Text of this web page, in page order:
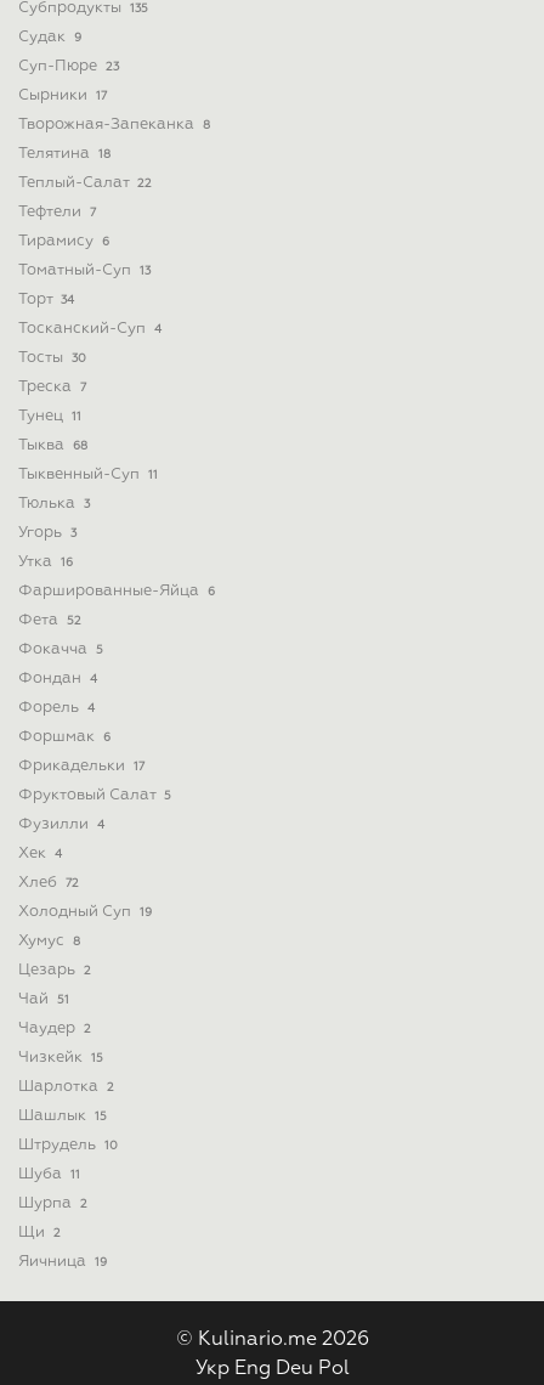
Субпродукты 135
Судак 9
Суп-Пюре 23
Сырники 17
Творожная-Запеканка 8
Телятина 18
Теплый-Салат 22
Тефтели 7
Тирамису 6
Томатный-Суп 13
Торт 34
Тосканский-Суп 4
Тосты 30
Треска 7
Тунец 11
Тыква 68
Тыквенный-Суп 11
Тюлька 3
Угорь 3
Утка 16
Фаршированные-Яйца 6
Фета 52
Фокачча 5
Фондан 4
Форель 4
Форшмак 6
Фрикадельки 17
Фруктовый Салат 5
Фузилли 4
Хек 4
Хлеб 72
Холодный Суп 19
Хумус 8
Цезарь 2
Чай 51
Чаудер 2
Чизкейк 15
Шарлотка 2
Шашлык 15
Штрудель 10
Шуба 11
Шурпа 2
Щи 2
Яичница 19
© Kulinario.me 2026
Укр Eng Deu Pol